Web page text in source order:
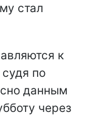
стал
к
по
данным
через